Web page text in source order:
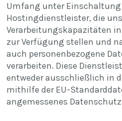
Umfang unter Einschaltung
Hostingdienstleister, die
Verarbeitungskapazitäten
zur Verfügung stellen und
auch personenbezogene
verarbeiten. Diese
entweder ausschließlich in
mithilfe derEU-
angemessenes